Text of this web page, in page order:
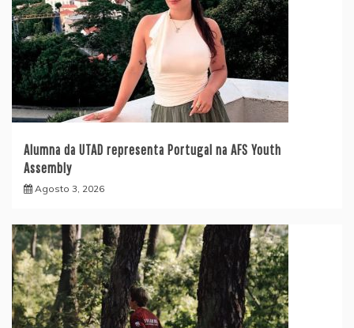
Alumna da UTAD representa Portugal na AFS Youth
Assembly
Agosto 3, 2026